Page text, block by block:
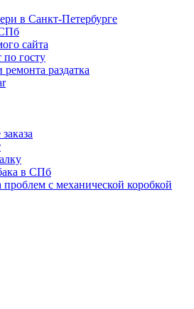
в Санкт-Петербурге
сайта
по госту
раздатка
в СПб
проблем с механической коробкой